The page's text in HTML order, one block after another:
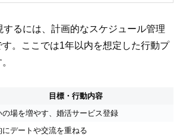
するには、計画的なスケジュール管理
。ここでは1年以内を想定した行動プ
目標・行動内容
の場を増やす、婚活サービス登録
にデートや交流を重ねる